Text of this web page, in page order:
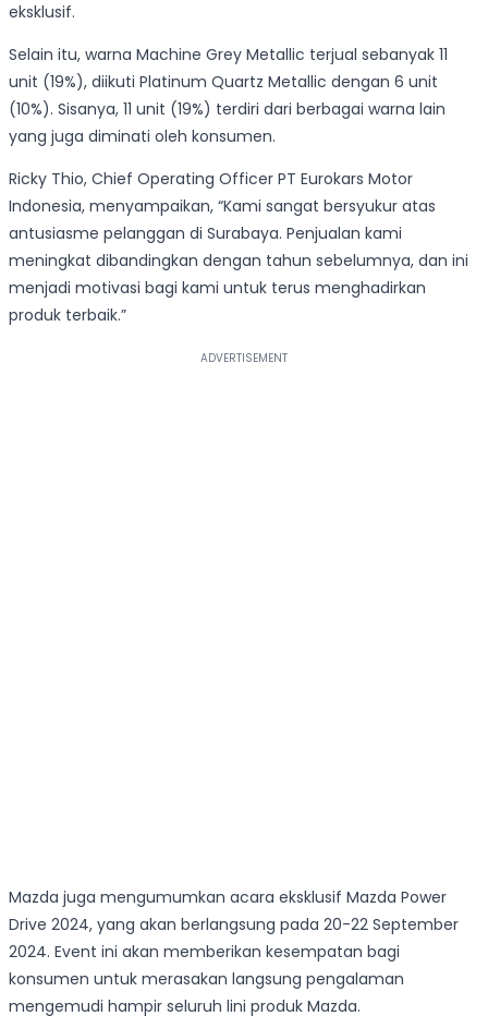
eksklusif.
Selain itu, warna Machine Grey Metallic terjual sebanyak 11
unit (19%), diikuti Platinum Quartz Metallic dengan 6 unit
(10%). Sisanya, 11 unit (19%) terdiri dari berbagai warna lain
yang juga diminati oleh konsumen.
Ricky Thio, Chief Operating Officer PT Eurokars Motor
Indonesia, menyampaikan, “Kami sangat bersyukur atas
antusiasme pelanggan di Surabaya. Penjualan kami
meningkat dibandingkan dengan tahun sebelumnya, dan ini
menjadi motivasi bagi kami untuk terus menghadirkan
produk terbaik.”
Mazda juga mengumumkan acara eksklusif Mazda Power
Drive 2024, yang akan berlangsung pada 20-22 September
2024. Event ini akan memberikan kesempatan bagi
konsumen untuk merasakan langsung pengalaman
mengemudi hampir seluruh lini produk Mazda.